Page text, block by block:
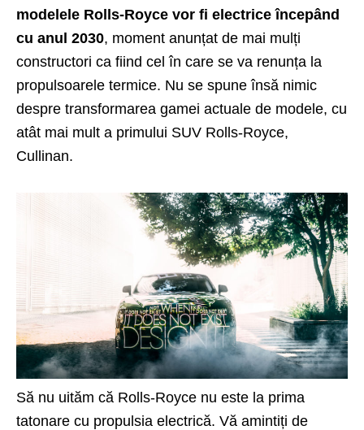
modelele Rolls-Royce vor fi electrice începând
cu anul 2030, moment anunțat de mai mulți
constructori ca fiind cel în care se va renunța la
propulsoarele termice. Nu se spune însă nimic
despre transformarea gamei actuale de modele, cu
atât mai mult a primului SUV Rolls-Royce,
Cullinan.
Să nu uităm că Rolls-Royce nu este la prima
tatonare cu propulsia electrică. Vă amintiți de